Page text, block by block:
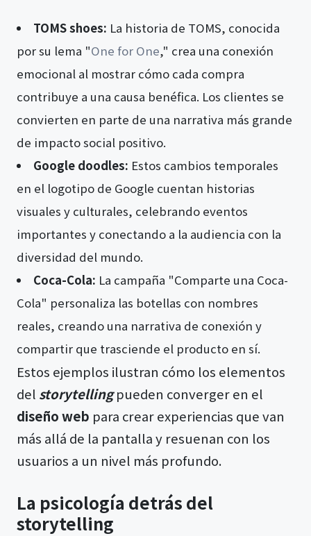
TOMS shoes: La historia de TOMS, conocida
por su lema "One for One," crea una conexión
emocional al mostrar cómo cada compra
contribuye a una causa benéfica. Los clientes se
convierten en parte de una narrativa más grande
de impacto social positivo.
Google doodles: Estos cambios temporales
en el logotipo de Google cuentan historias
visuales y culturales, celebrando eventos
importantes y conectando a la audiencia con la
diversidad del mundo.
Coca-Cola: La campaña "Comparte una Coca-
Cola" personaliza las botellas con nombres
reales, creando una narrativa de conexión y
compartir que trasciende el producto en sí.
Estos ejemplos ilustran cómo los elementos
del storytellingpueden converger en el
diseño web para crear experiencias que van
más allá de la pantalla y resuenan con los
usuarios a un nivel más profundo.
La psicología detrás del
storytelling